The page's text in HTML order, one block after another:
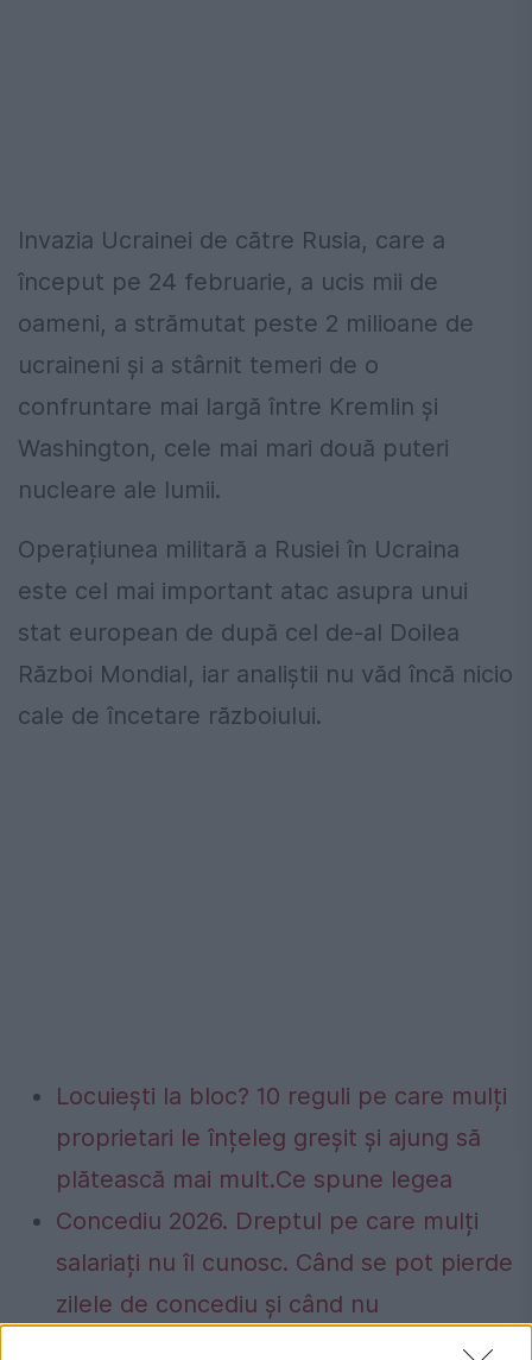
Invazia Ucrainei de către Rusia, care a
început pe 24 februarie, a ucis mii de
oameni, a strămutat peste 2 milioane de
ucraineni și a stârnit temeri de o
confruntare mai largă între Kremlin și
Washington, cele mai mari două puteri
nucleare ale lumii.
Operațiunea militară a Rusiei în Ucraina
este cel mai important atac asupra unui
stat european de după cel de-al Doilea
Război Mondial, iar analiștii nu văd încă nicio
cale de încetare războiului.
Locuiești la bloc? 10 reguli pe care mulți
proprietari le înțeleg greșit și ajung să
plătească mai mult.Ce spune legea
Concediu 2026. Dreptul pe care mulți
salariați nu îl cunosc. Când se pot pierde
zilele de concediu și când nu